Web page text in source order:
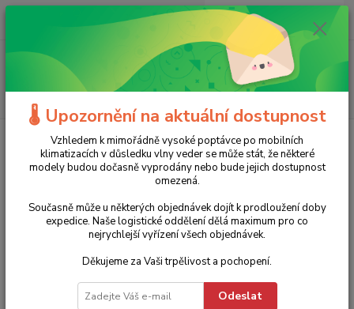
Menu
Hledat
(Po-Ne, 8-20 hod.)
ks
0 Kč
Elektrické nářadí Pokosové pily
Stolní pila na kov RAPTOR
S355CPS EVOLUTION - Ø 355 mm, vč. kotouče na nerez
Stolní pila na kov RAPTOR
S355CPS EVOLUTION - Ø 355
mm, vč. kotouče na nerez
- 24 %
🌡️ Upozornění na aktuální dostupnost
Vzhledem k mimořádně vysoké poptávce po mobilních
klimatizacích v důsledku vlny veder se může stát, že některé
modely budou dočasně vyprodány nebo bude jejich dostupnost
omezená.
Současně může u některých objednávek dojít k prodloužení doby
expedice. Naše logistické oddělení dělá maximum pro co
nejrychlejší vyřízení všech objednávek.
Děkujeme za Vaši trpělivost a pochopení.
Odeslat